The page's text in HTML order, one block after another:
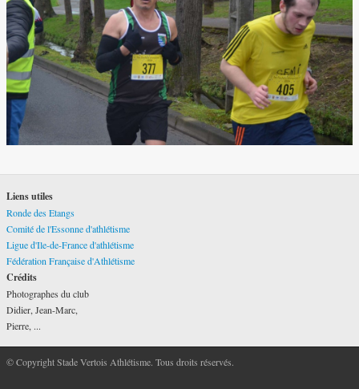
Liens utiles
Ronde des Etangs
Comité de l'Essonne d'athlétisme
Ligue d'Ile-de-France d'athlétisme
Fédération Française d'Athlétisme
Crédits
Photographes du club
Didier, Jean-Marc,
Pierre, ...
© Copyright Stade Vertois Athlétisme. Tous droits réservés.